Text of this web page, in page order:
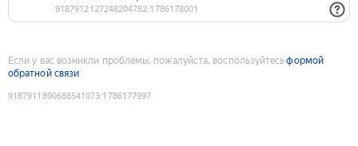
Если у вас возникли проблемы, пожалуйста, воспользуйтесьформой
обратной связи
9187911890688541073:1786177997